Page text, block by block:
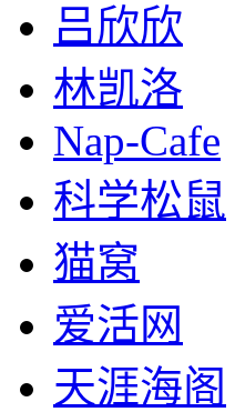
吕欣欣
林凯洛
Nap-Cafe
科学松鼠
猫窝
爱活网
天涯海阁